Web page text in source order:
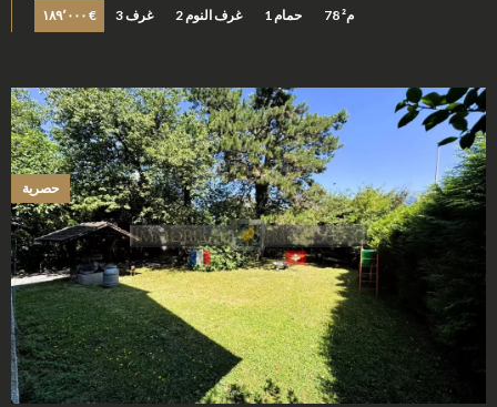
١٨٩٬٠٠٠ € 3 غرف 2 غرف النوم 1 حمام 78 م²
حصرية